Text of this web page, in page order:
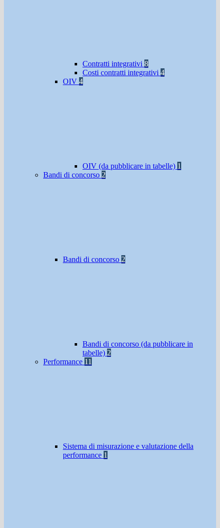
Contratti integrativi 8
Costi contratti integrativi 4
OIV 4
OIV (da pubblicare in tabelle) 1
Bandi di concorso 2
Bandi di concorso 2
Bandi di concorso (da pubblicare in
tabelle) 2
Performance 11
Sistema di misurazione e valutazione della
performance 1